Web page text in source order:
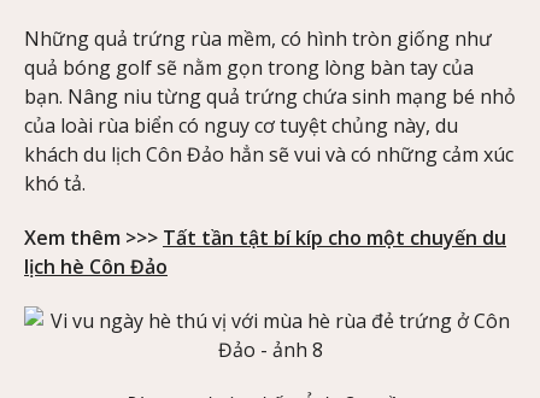
Những quả trứng rùa mềm, có hình tròn giống như
quả bóng golf sẽ nằm gọn trong lòng bàn tay của
bạn. Nâng niu từng quả trứng chứa sinh mạng bé nhỏ
của loài rùa biển có nguy cơ tuyệt chủng này, du
khách du lịch Côn Đảo hẳn sẽ vui và có những cảm xúc
khó tả.
Xem thêm >>> Tất tần tật bí kíp cho một chuyến du
lịch hè Côn Đảo